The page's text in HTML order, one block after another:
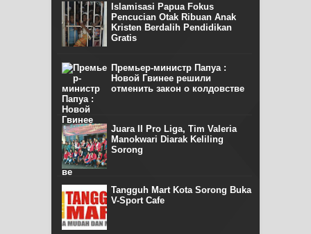
Islamisasi Papua Fokus
Pencucian Otak Ribuan Anak
Kristen Berdalih Pendidikan
Gratis
Премьер-министр Папуа :
Новой Гвинее решили
отменить закон о колдовстве
Juara II Pro Liga, Tim Valeria
Manokwari Diarak Keliling
Sorong
Tangguh Mart Kota Sorong Buka
V-Sport Cafe